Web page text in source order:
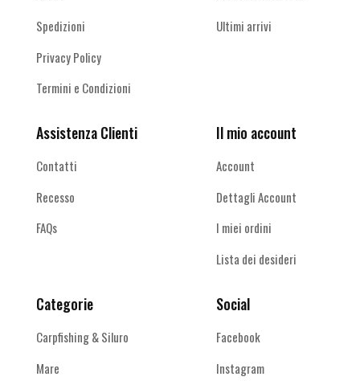
Spedizioni
Privacy Policy
Termini e Condizioni
Ultimi arrivi
Assistenza Clienti
Contatti
Recesso
FAQs
Il mio account
Account
Dettagli Account
I miei ordini
Lista dei desideri
Categorie
Carpfishing & Siluro
Mare
Social
Facebook
Instagram